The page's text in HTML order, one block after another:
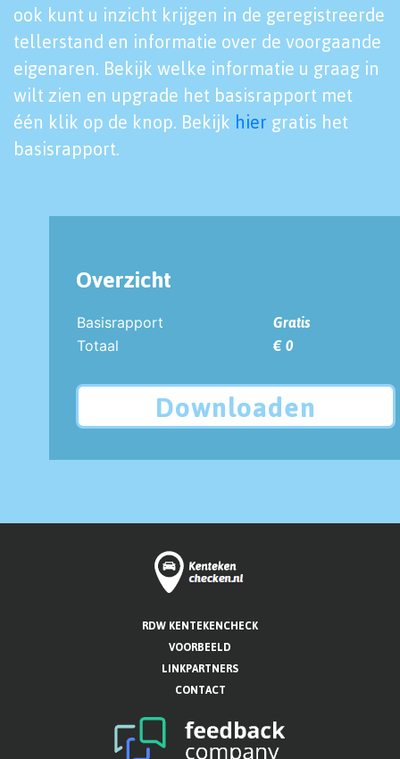
ook kunt u inzicht krijgen in de geregistreerde
tellerstand en informatie over de voorgaande
eigenaren. Bekijk welke informatie u graag in
wilt zien en upgrade het basisrapport met
één klik op de knop. Bekijk hier gratis het
basisrapport.
Overzicht
Basisrapport
Gratis
Totaal
€ 0
Downloaden
RDW KENTEKENCHECK
VOORBEELD
LINKPARTNERS
CONTACT